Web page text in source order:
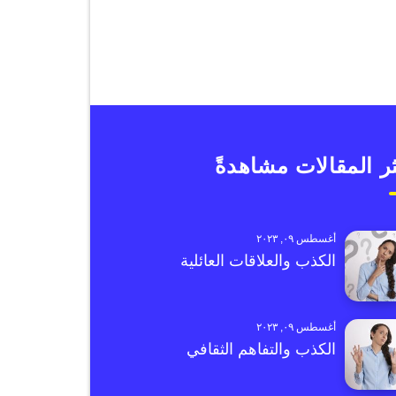
المقالات مشاهدةً
أغسطس ٠٩, ٢٠٢٣
الكذب والعلاقات العائلية
أغسطس ٠٩, ٢٠٢٣
الكذب والتفاهم الثقافي